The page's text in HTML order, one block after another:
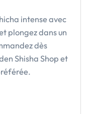
intense avec
plongez dans un
dès
Shisha Shop et